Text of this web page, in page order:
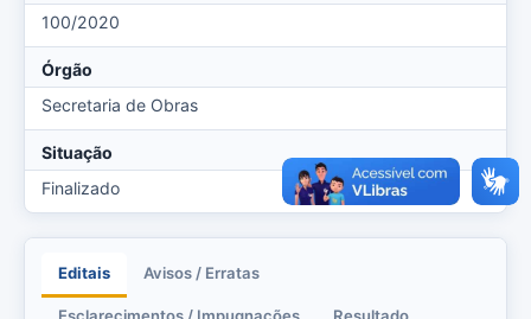
100/2020
Órgão
Secretaria de Obras
Situação
Finalizado
Editais Avisos / Erratas